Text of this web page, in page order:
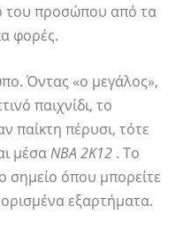
του προσώπου από τα
φορές.
Όντας «ο μεγάλος»,
παιχνίδι, το
παίκτη πέρυσι, τότε
μέσαΝΒΑ 2Κ12 . Το
σημείο όπου μπορείτε
εξαρτήματα.